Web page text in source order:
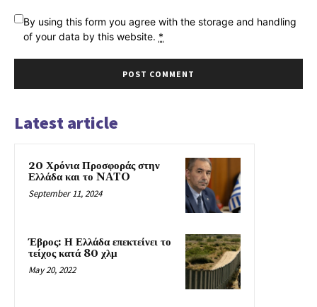
By using this form you agree with the storage and handling
of your data by this website. *
Latest article
20 Χρόνια Προσφοράς στην
Ελλάδα και το NATO
September 11, 2024
Έβρος: Η Ελλάδα επεκτείνει το
τείχος κατά 80 χλμ
May 20, 2022